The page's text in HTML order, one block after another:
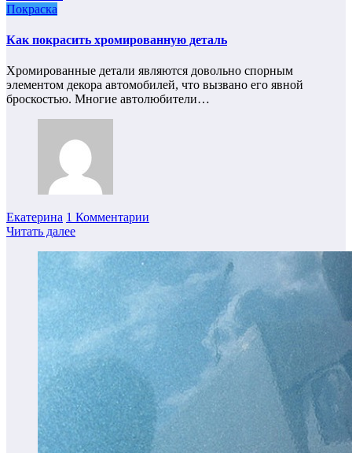
Покраска
Как покрасить хромированную деталь
Хромированные детали являются довольно спорным
элементом декора автомобилей, что вызвано его явной
броскостью. Многие автолюбители…
Екатерина 1 Комментарии
Читать далее